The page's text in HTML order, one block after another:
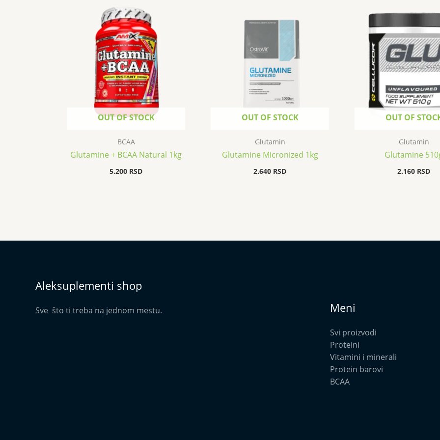
OUT OF STOCK
BCAA
Glutamine + BCAA Natural 1kg
5.200 RSD
OUT OF STOCK
Glutamin
Glutamine Micronized 1kg
2.640 RSD
OUT OF
Glutamin
Glutamine
2.160 RSD
Aleksuplementi shop
Sve što ti treba na jednom mestu. Meni
Svi proizvodi
Proteini
Vitamini i minerali
Protein barovi
BCAA